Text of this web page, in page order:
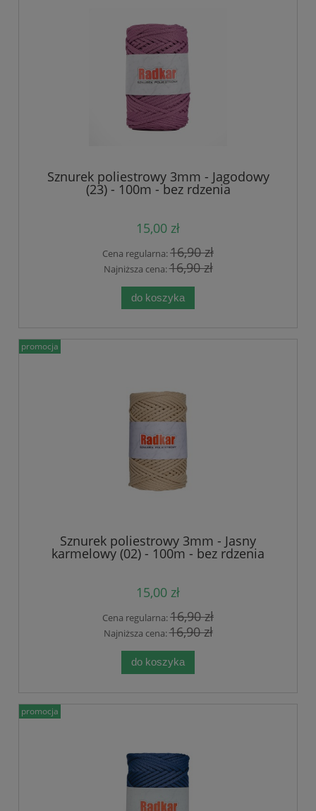
Sznurek poliestrowy 3mm - Jagodowy
(23) - 100m - bez rdzenia
15,00 zł
Cena regularna:16,90 zł
Najniższa cena:16,90 zł
do koszyka
Sznurek poliestrowy 3mm - Jasny
karmelowy (02) - 100m - bez rdzenia
15,00 zł
Cena regularna:16,90 zł
Najniższa cena:16,90 zł
do koszyka
promocja
promocja